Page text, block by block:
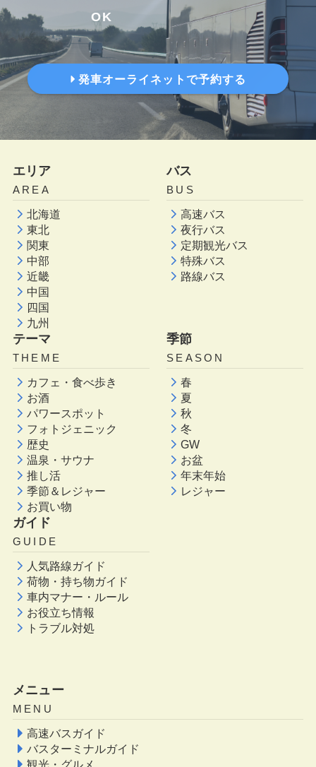
OK
発車オーライネットで予約する
エリア
AREA
北海道
東北
関東
中部
近畿
中国
四国
九州
バス
BUS
高速バス
夜行バス
定期観光バス
特殊バス
路線バス
テーマ
THEME
カフェ・食べ歩き
お酒
パワースポット
フォトジェニック
歴史
温泉・サウナ
推し活
季節＆レジャー
お買い物
季節
SEASON
春
夏
秋
冬
GW
お盆
年末年始
レジャー
ガイド
GUIDE
人気路線ガイド
荷物・持ち物ガイド
車内マナー・ルール
お役立ち情報
トラブル対処
メニュー
MENU
高速バスガイド
バスターミナルガイド
観光・グルメ